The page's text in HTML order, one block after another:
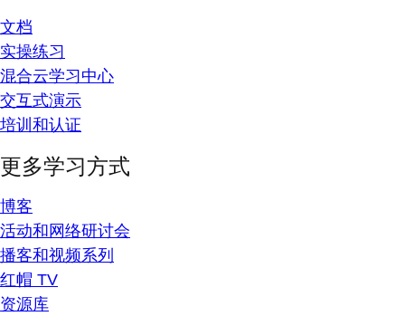
文档
实操练习
混合云学习中心
交互式演示
培训和认证
更多学习方式
博客
活动和网络研讨会
播客和视频系列
红帽 TV
资源库